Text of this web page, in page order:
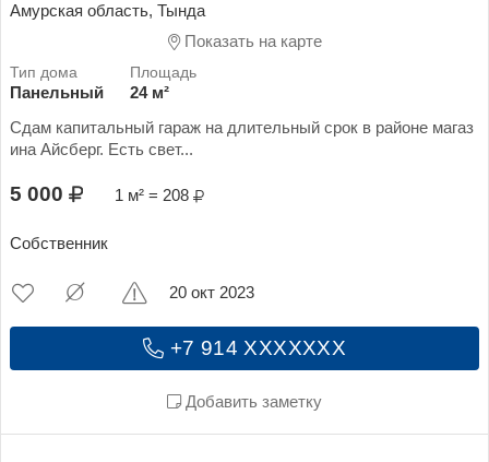
Амурская область, Тында
Показать на карте
Панельный
24 м²
Сдам капитальный гараж на длительный срок в районе магаз
ина Айсберг. Есть свет...
5 000 1 м² = 208
Собственник
+7 914 XXXXXXX
Добавить заметку
20 окт 2023